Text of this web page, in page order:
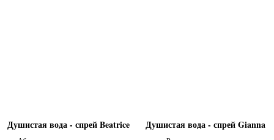
Душистая вода - спрей Beatrice Душистая вода - спрей Gianna